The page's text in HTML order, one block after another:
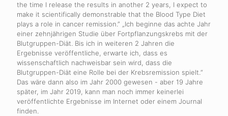
the time I release the results in another 2 years, I expect to
make it scientifically demonstrable that the Blood Type Diet
plays a role in cancer remission.” „Ich beginne das achte Jahr
einer zehnjährigen Studie über Fortpflanzungskrebs mit der
Blutgruppen-Diät. Bis ich in weiteren 2 Jahren die
Ergebnisse veröffentliche, erwarte ich, dass es
wissenschaftlich nachweisbar sein wird, dass die
Blutgruppen-Diät eine Rolle bei der Krebsremission spielt.“
Das wäre dann also im Jahr 2000 gewesen - aber 19 Jahre
später, im Jahr 2019, kann man noch immer keinerlei
veröffentlichte Ergebnisse im Internet oder einem Journal
finden.